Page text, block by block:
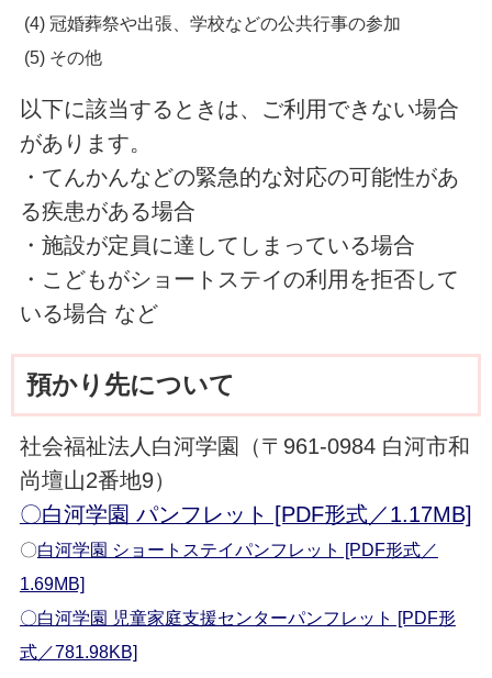
(4) 冠婚葬祭や出張、学校などの公共行事の参加
(5)その他
以下に該当するときは、ご利用できない場合
があります。
・てんかんなどの緊急的な対応の可能性があ
る疾患がある場合
・施設が定員に達してしまっている場合
・こどもがショートステイの利用を拒否して
いる場合 など
預かり先について
社会福祉法人白河学園（〒961-0984 白河市和
尚壇山2番地9）
〇白河学園 パンフレット [PDF形式／1.17MB]
〇白河学園 ショートステイパンフレット [PDF形式／
1.69MB]
〇白河学園 児童家庭支援センターパンフレット [PDF形
式／781.98KB]